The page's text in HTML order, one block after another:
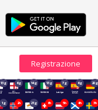
13g 6g 14g 13g 7g 6g 20g
1g 2h 21g 6h 5h 4h 3h